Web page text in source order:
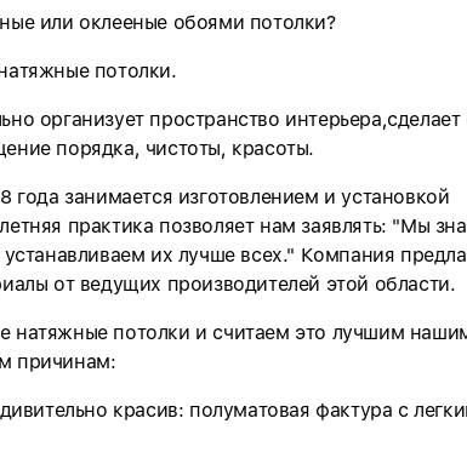
или оклееные обоями потолки?
потолки.
организует пространство интерьера,сделает
порядка, чистоты, красоты.
года занимается изготовлением и установкой
практика позволяет нам заявлять: "Мы
их лучше всех." Компания
от ведущих производителей этой области.
натяжные потолки и считаем это лучшим
причинам:
красив: полуматовая фактура с